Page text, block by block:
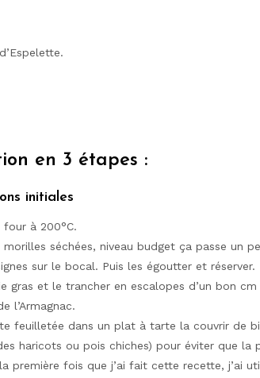
en 3 étapes :
initiales
à 200°C.
morilles séchées, niveau budget ça passe un
sur le bocal. Puis les égoutter et réserver.
gras et le trancher en escalopes d’un bon
l’Armagnac.
feuilletée dans un plat à tarte la couvrir de
haricots ou pois chiches) pour éviter que la
première fois que j’ai fait cette recette, j’ai